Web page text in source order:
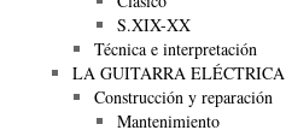
S.XIX-XX
Técnica e interpretación
LA GUITARRA ELÉCTRICA
Construcción y reparación
Mantenimiento